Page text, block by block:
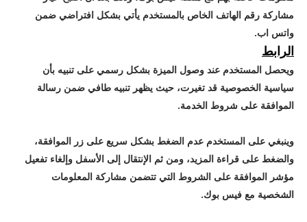
مشاركة رقم الهاتف الخاص بالمستخدم يأتي بشكل افتراضي ضمن
واتس اب.
الرابط
ويحصل المستخدم عند وصول الميزة بشكل رسمي على تنبيه بأن
سياسية الخصوصية قد تغيرت، حيث يظهر تنبيه طافي ضمن رسالة
الموافقة على شروط الخدمة.
وينبغي على المستخدم عدم الضغط بشكل سريع على زر الموافقة،
والضغط على قراءة المزيد، ومن ثم الإنتقال إلى الأسفل وإلغاء تفعيل
مؤشر الموافقة على الشروط التي تتضمن مشاركة المعلومات
الشخصية مع فيس بوك.